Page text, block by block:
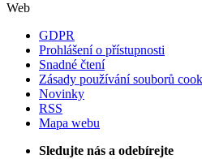
Web
GDPR
Prohlášení o přístupnosti
Snadné čtení
Zásady používání souborů
Novinky
RSS
Mapa webu
Sledujte nás a odebírejte